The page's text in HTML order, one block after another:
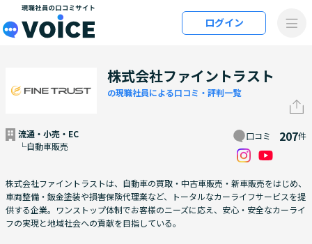
メインコンテンツにスキップ
ログイン
株式会社ファイントラスト
の現職社員による口コミ・評判一覧
流通・小売・EC
└自動車販売
口コミ 207件
株式会社ファイントラストは、自動車の買取・中古車販売・新車販売をはじめ、
車両整備・鈑金塗装や損害保険代理業など、トータルなカーライフサービスを提
供する企業。ワンストップ体制でお客様のニーズに応え、安心・安全なカーライ
フの実現と地域社会への貢献を目指している。